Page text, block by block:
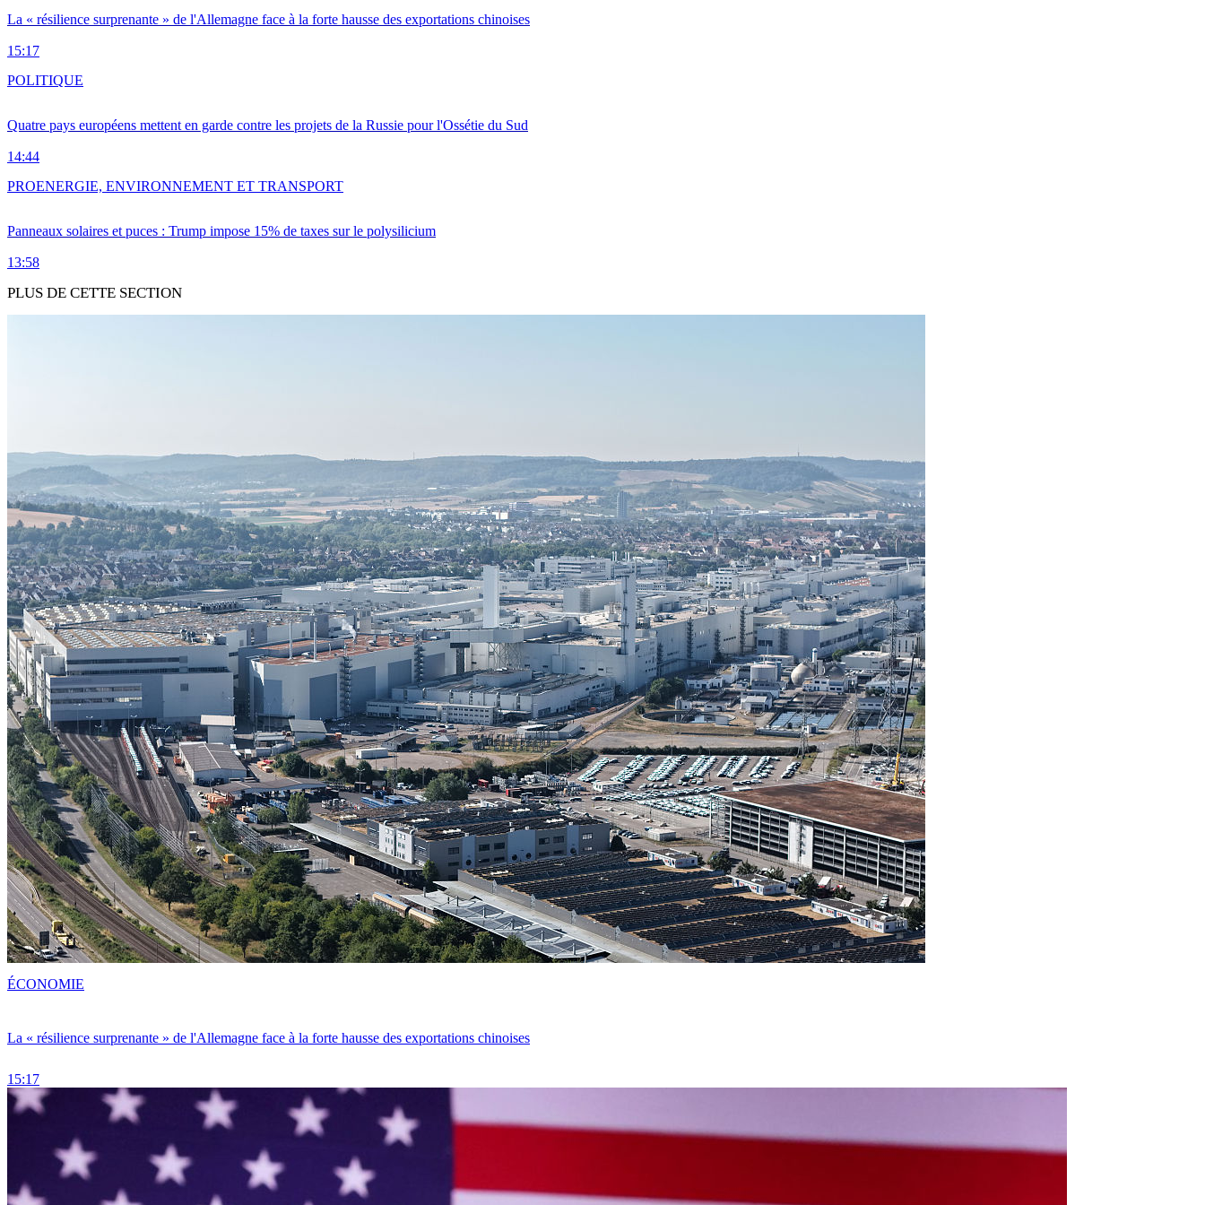
La « résilience surprenante » de l'Allemagne face à la forte hausse des exportations chinoises
15:17
Quatre pays européens mettent en garde contre les projets de la Russie pour l'Ossétie du Sud
14:44
POLITIQUE
Panneaux solaires et puces : Trump impose 15% de taxes sur le polysilicium
13:58
PROENERGIE, ENVIRONNEMENT ET TRANSPORT
PLUS DE CETTE SECTION
La « résilience surprenante » de l'Allemagne face à la forte hausse des exportations chinoises
15:17
ÉCONOMIE